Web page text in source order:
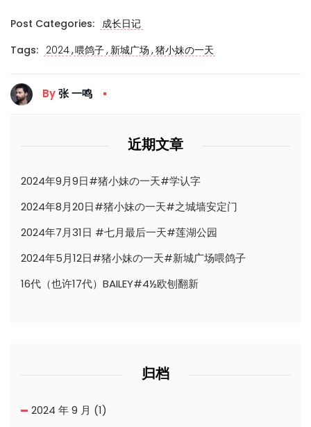
Post Categories: 成长日记
Tags: 2024,喂鸽子, 新城广场 ,猪小妹の一天
By张 一鸣
近期文章
2024年9月9日#猪小妹の一天#学认字
2024年8月20日#猪小妹の一天#之城墙安定门
2024年7月31日 #七月最后一天#莲湖公园
2024年5月12日#猪小妹の一天#新城广场喂鸽子
16代（也许17代）BAILEY#4½欧刨翻新
归档
2024 年 9 月 (1)